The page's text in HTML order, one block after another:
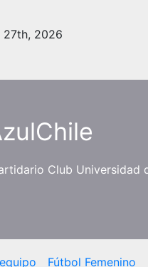
27th, 2026
Club Universidad
Fútbol Femenino